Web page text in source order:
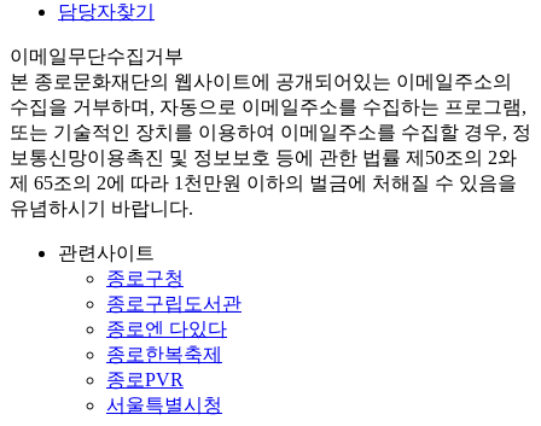
담당자찾기
이메일무단수집거부
본 종로문화재단의 웹사이트에 공개되어있는 이메일주소의
수집을 거부하며, 자동으로 이메일주소를 수집하는 프로그램,
또는 기술적인 장치를 이용하여 이메일주소를 수집할 경우, 정
보통신망이용촉진 및 정보보호 등에 관한 법률 제50조의 2와
제 65조의 2에 따라 1천만원 이하의 벌금에 처해질 수 있음을
유념하시기 바랍니다.
관련사이트
종로구청
종로구립도서관
종로엔 다있다
종로한복축제
종로PVR
서울특별시청